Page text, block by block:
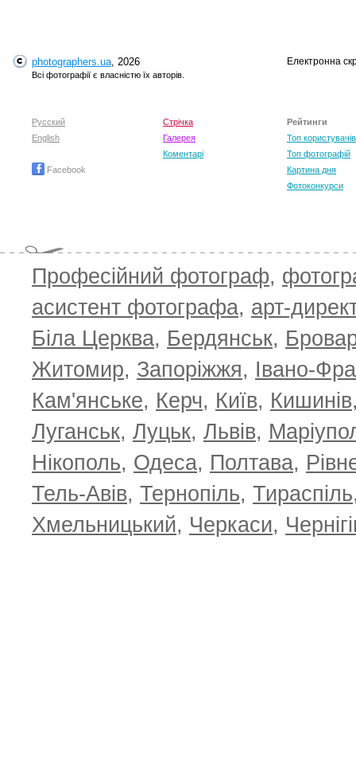
TOP 100 for May 2026 0 +6.59 ТОП 100
+4.30
photographers.ua, 2026
Всі фотографії є власністю їх авторів.
Електронна
Русский
English
Facebook
Стрічка
Галерея
Коментарі
Рейтинги
Топ користувачів
Топ фотографій
Картина дня
Фотоконкурси
Професійний фотограф,
асистент фотографа, арт-
Біла Церква, Бердянськ,
Житомир, Запоріжжя, Івано-
Кам'янське, Керч, Київ, Кишинів
Луганськ, Луцьк, Львів,
Нікополь, Одеса, Полтава,
Тель-Авів, Тернопіль, Тираспіль
Хмельницький, Черкаси,